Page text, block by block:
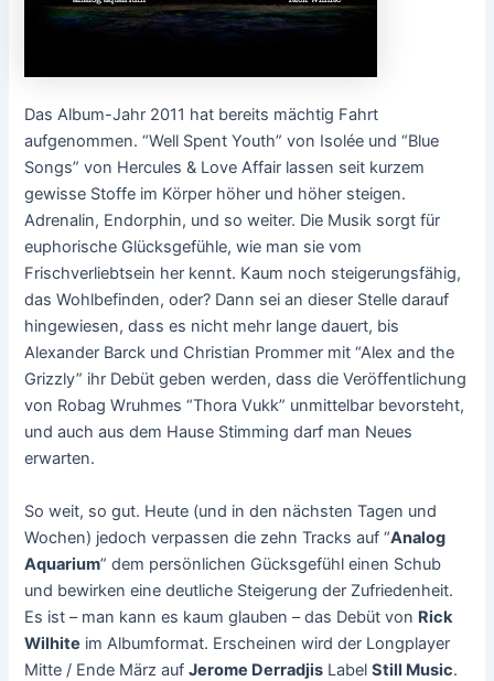
Das Album-Jahr 2011 hat bereits mächtig Fahrt
aufgenommen. “Well Spent Youth” von Isolée und “Blue
Songs” von Hercules & Love Affair lassen seit kurzem
gewisse Stoffe im Körper höher und höher steigen.
Adrenalin, Endorphin, und so weiter. Die Musik sorgt für
euphorische Glücksgefühle, wie man sie vom
Frischverliebtsein her kennt. Kaum noch steigerungsfähig,
das Wohlbefinden, oder? Dann sei an dieser Stelle darauf
hingewiesen, dass es nicht mehr lange dauert, bis
Alexander Barck und Christian Prommer mit “Alex and the
Grizzly” ihr Debüt geben werden, dass die Veröffentlichung
von Robag Wruhmes “Thora Vukk” unmittelbar bevorsteht,
und auch aus dem Hause Stimming darf man Neues
erwarten.
So weit, so gut. Heute (und in den nächsten Tagen und
Wochen) jedoch verpassen die zehn Tracks auf “Analog
Aquarium” dem persönlichen Gücksgefühl einen Schub
und bewirken eine deutliche Steigerung der Zufriedenheit.
Es ist – man kann es kaum glauben – das Debüt von Rick
Wilhite im Albumformat. Erscheinen wird der Longplayer
Mitte / Ende März aufJerome Derradjis LabelStill Music.